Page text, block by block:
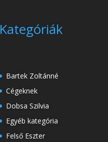
Kategóriák
Bartek Zoltánné
Cégeknek
Dobsa Szilvia
Egyéb kategória
Felső Eszter